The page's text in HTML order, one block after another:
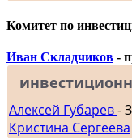
Комитет по
Иван Складчиков -
Алексей Губарев-
Кристина Сергеева